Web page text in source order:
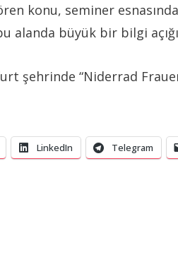
konu, seminer
alanda büyük bir bilgi
şehrinde “Niderrad
LinkedIn Telegram